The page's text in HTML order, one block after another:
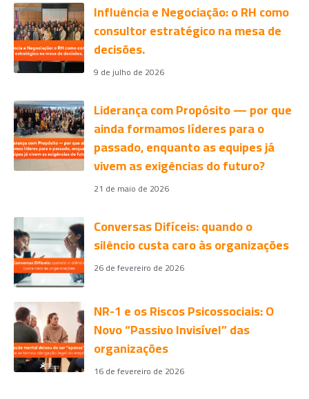
Influência e Negociação: o RH como
consultor estratégico na mesa de
decisões.
9 de julho de 2026
Liderança com Propósito — por que
ainda formamos líderes para o
passado, enquanto as equipes já
vivem as exigências do futuro?
21 de maio de 2026
Conversas Difíceis: quando o
silêncio custa caro às organizações
26 de fevereiro de 2026
NR-1 e os Riscos Psicossociais: O
Novo “Passivo Invisível” das
organizações
16 de fevereiro de 2026